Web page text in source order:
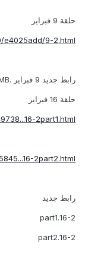
حلقة 9 فبراير
e4025add/9-2.html
رابط جديد 9 فبراير .rar - 78.66MB
حلقة 16 فبراير
2part1.html
2part2.html
رابط جديد
16-2.part1
16-2.part2